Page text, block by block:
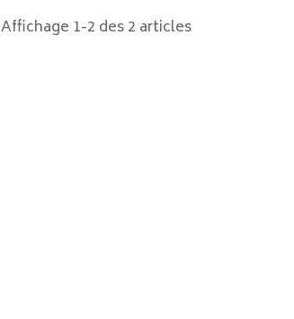
Affichage 1-2 des 2 articles